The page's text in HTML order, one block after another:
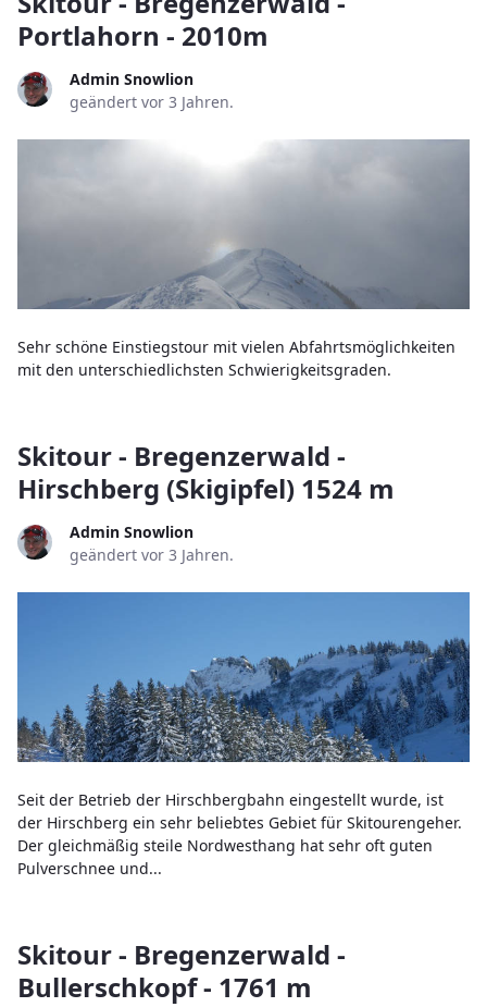
Portlahorn - 2010m
Admin Snowlion
geändert vor 3 Jahren.
Sehr schöne Einstiegstour mit vielen Abfahrtsmöglichkeiten
mit den unterschiedlichsten Schwierigkeitsgraden.
Skitour - Bregenzerwald -
Hirschberg (Skigipfel) 1524 m
Admin Snowlion
geändert vor 3 Jahren.
Seit der Betrieb der Hirschbergbahn eingestellt wurde, ist
der Hirschberg ein sehr beliebtes Gebiet für Skitourengeher.
Der gleichmäßig steile Nordwesthang hat sehr oft guten
Pulverschnee und...
Skitour - Bregenzerwald -
Bullerschkopf - 1761 m